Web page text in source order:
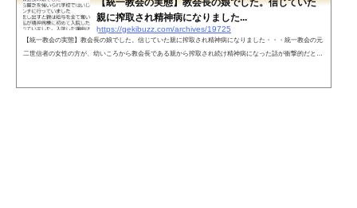
【統一教会の実態】教会長の娘でした。信じていた
親に搾取され精神病になりました...
https://gekibuzz.com/archives/19725
【統一教会の実態】教会長の娘でした。信じていた親に搾取され精神病になりました・・・統一教会の元
二世信者の女性の方が、幼いころから教会長である親から搾取され続け精神病になった話が衝撃的だと反